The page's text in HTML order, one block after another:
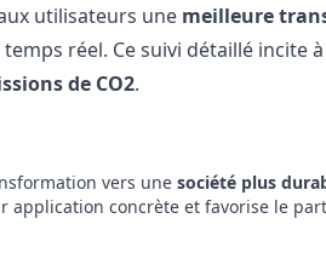
utilisateurs une meilleure
réel. Ce suivi détaillé incite
de CO2.
vers une société plus
application concrète et favorise le